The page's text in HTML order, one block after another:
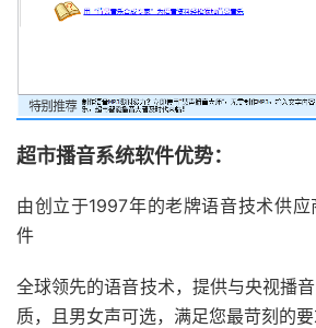
超市播音系统软件优势：
由创立于1997年的老牌语音技术供
件
全球领先的语音技术，提供与央视播
质，且男女声可选，满足您最苛刻的要